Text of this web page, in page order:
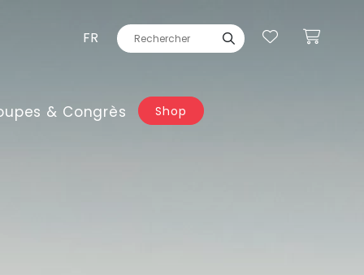
FR
& Congrès Shop